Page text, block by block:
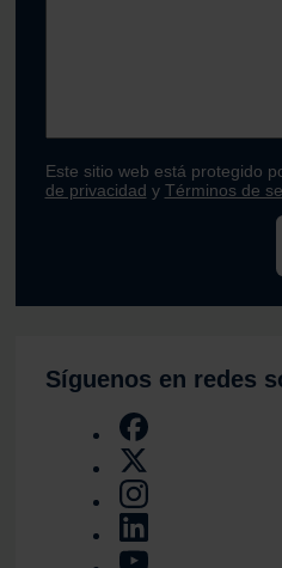
Este sitio web está protegido
de privacidad y Términos de
Síguenos en redes